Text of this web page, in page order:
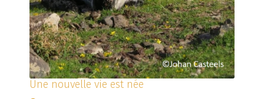
Une nouvelle vie est née